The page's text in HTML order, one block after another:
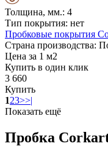
Толщина, мм.: 4
Тип покрытия: нет
Пробковые покрытия
Страна производства:
Цена за 1 м2
Купить в один клик
3 660
Купить
123>>|
Показать ещё
Пробка